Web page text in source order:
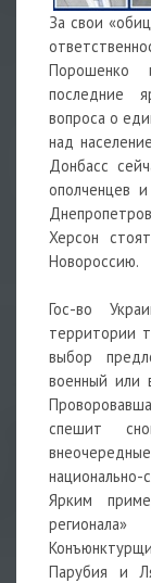
За свои
Порошенко
последние
вопроса о
над
Донбасс
ополченцев
Херсон
Новороссию.
Гос-во
территории
выбор
военный или
спешит
Ярким
Парубия и